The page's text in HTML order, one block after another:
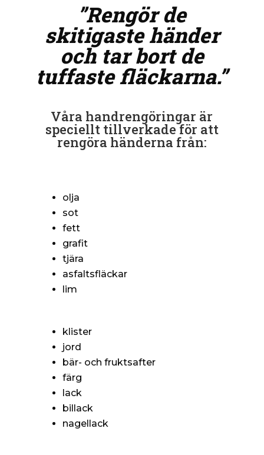
”Rengör de
skitigaste händer
och tar bort de
tuffaste fläckarna.”
Våra handrengöringar är
speciellt tillverkade för att
rengöra händerna från:
olja
sot
fett
grafit
tjära
asfaltsfläckar
lim
klister
jord
bär- och fruktsafter
färg
lack
billack
nagellack